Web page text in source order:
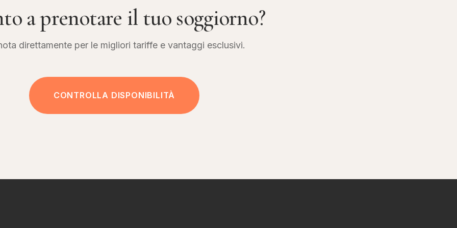
a prenotare il tuo soggiorno?
direttamente per le migliori tariffe e vantaggi esclusivi.
CONTROLLA DISPONIBILITÀ